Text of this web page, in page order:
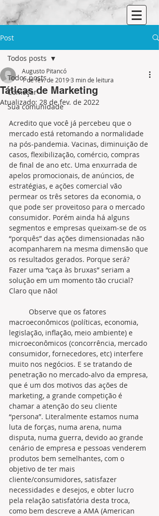
Post
Todos posts
Começar
Sua comunidade
Todos posts
Táticas de Marketing
Augusto Pitancó
1 de fev. de 20193 min de leitura
Atualizado: 28 de fev. de 2022
Acredito que você já percebeu que o
mercado está retomando a normalidade
na pós-pandemia. Vacinas, diminuição de
casos, flexibilização, comércio, compras
de final de ano etc. Uma enxurrada de
apelos promocionais, de anúncios, de
estratégias, e ações comercial vão
permear os três setores da economia, o
que pode ser proveitoso para o mercado
consumidor. Porém ainda há alguns
segmentos e empresas queixam-se de os
“porquês” das ações dimensionadas não
acompanharem na mesma dimensão que
os resultados gerados. Porque será?
Fazer uma “caça às bruxas” seriam a
solução em um momento tão crucial?
Claro que não!
macroeconômicos (políticas, economia,
legislação, inflação, meio ambiente) e
microeconômicos (concorrência, mercado
consumidor, fornecedores, etc) interfere
muito nos negócios. E se tratando de
penetração no mercado-alvo da empresa,
que é um dos motivos das ações de
marketing, a grande competição é
chamar a atenção do seu cliente
“persona”. Literalmente estamos numa
luta de forças, numa arena, numa
disputa, numa guerra, devido ao grande
cenário de empresa e pessoas venderem
produtos bem semelhantes, com o
objetivo de ter mais
cliente/consumidores, satisfazer
necessidades e desejos, e obter lucro
pela relação satisfatória desta troca,
como bem descreve a AMA (American